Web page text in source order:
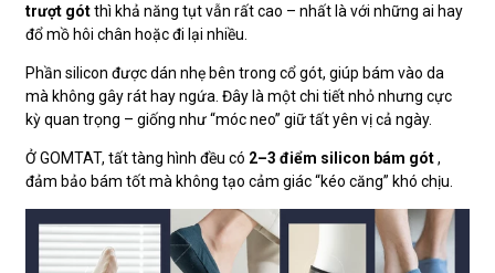
trượt gótthì khả năng tụt vẫn rất cao – nhất là với những ai hay
đổ mồ hôi chân hoặc đi lại nhiều.
Phần silicon được dán nhẹ bên trong cổ gót, giúp bám vào da
mà không gây rát hay ngứa. Đây là một chi tiết nhỏ nhưng cực
kỳ quan trọng – giống như “móc neo” giữ tất yên vị cả ngày.
Ở GOMTAT, tất tàng hình đều có 2–3 điểm silicon bám gót,
đảm bảo bám tốt mà không tạo cảm giác “kéo căng” khó chịu.